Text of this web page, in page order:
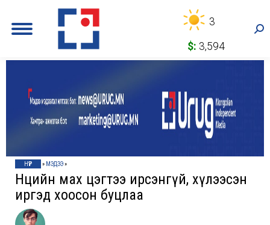
3
$: 3,594
НҮҮР » МЭДЭЭ»
Нөөцийн мах цэгтээ ирсэнгүй, хүлээсэн
иргэд хоосон буцлаа